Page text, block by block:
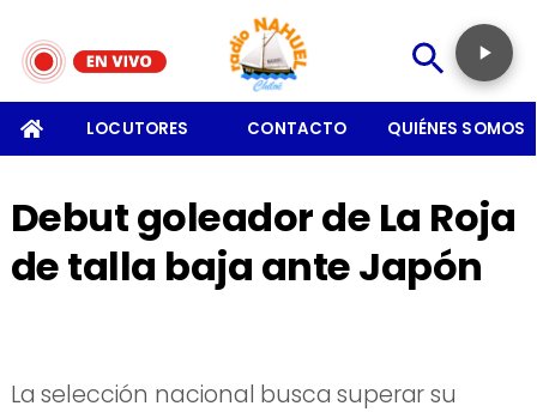
LOCUTORES CONTACTO QUIÉNES SOMOS
Debut goleador de La Roja
de talla baja ante Japón
La selección nacional busca superar su